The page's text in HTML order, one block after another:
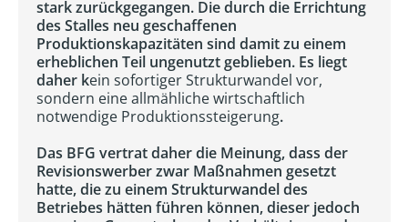
stark zurückgegangen. Die durch die Errichtung
des Stalles neu geschaffenen
Produktionskapazitäten sind damit zu einem
erheblichen Teil ungenutzt geblieben. Es liegt
daher kein sofortiger Strukturwandel vor,
sondern eine allmähliche wirtschaftlich
notwendige Produktionssteigerung.
Das BFG vertrat daher die Meinung, dass der
Revisionswerber zwar Maßnahmen gesetzt
hatte, die zu einem Strukturwandel des
Betriebes hätten führen können, dieser jedoch